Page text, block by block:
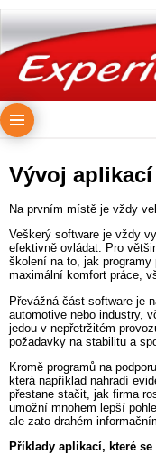
Vývoj aplikací
Na prvním místě je vždy
Veškerý software je vždy
efektivně ovládat. Pro
školení na to, jak
maximální komfort práce,
Převážná část software je
automotive nebo industry,
jedou v nepřetržitém
požadavky na stabilitu a
Kromě programů na
která například nahradí
přestane stačit, jak firma
umožní mnohem lepší
ale zato drahém
Příklady aplikací, které